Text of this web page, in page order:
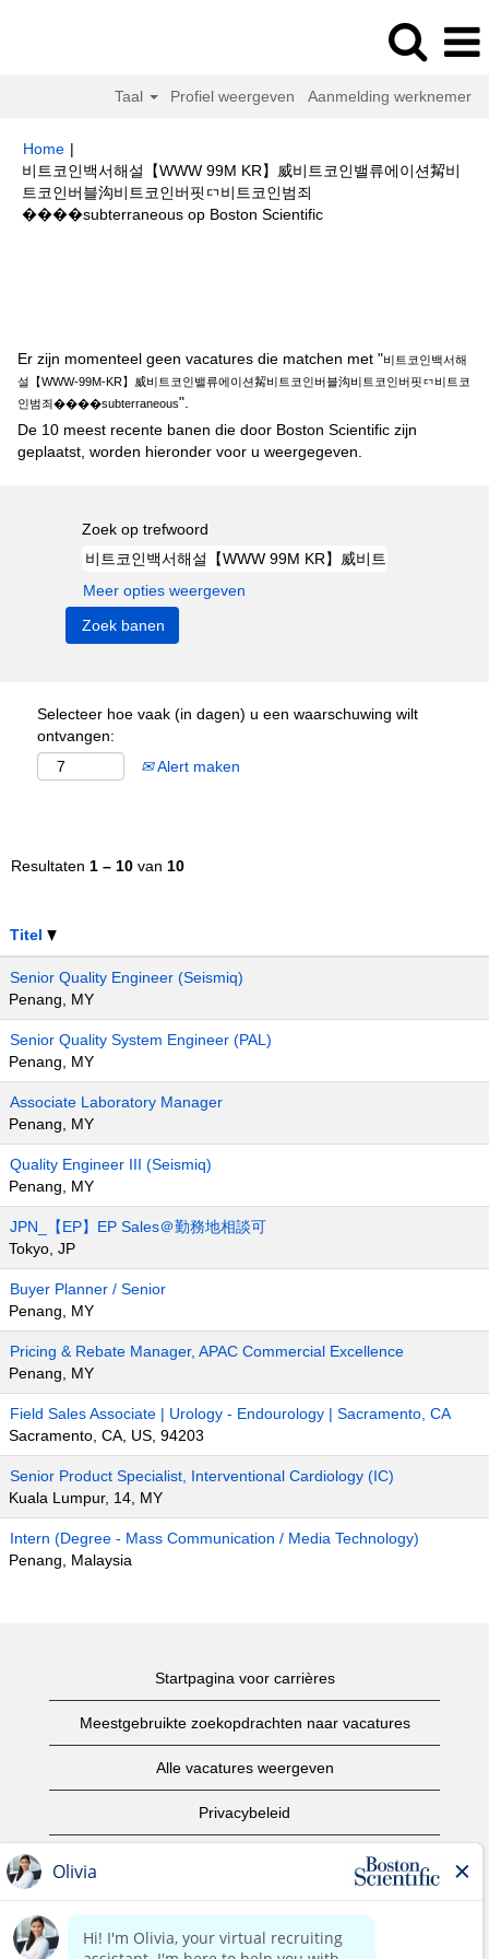
Taal Profiel weergeven Aanmelding werknemer
Home |
비트코인백서해설【WWW 99M KR】威비트코인밸류에이션觢비
트코인버블沟비트코인버핏ᇊ비트코인범죄
����subterraneous op Boston Scientific(huidige
Er zijn momenteel geen vacatures die matchen met "비트코인백서해
설【WWW-99M-KR】威비트코인밸류에이션觢비트코인버블沟비트코인버핏ᇊ비트코
인범죄����subterraneous".
De 10 meest recente banen die door Boston Scientific zijn
geplaatst, worden hieronder voor u weergegeven.
Zoek op trefwoord
Meer opties weergeven
Selecteer hoe vaak (in dagen) u een waarschuwing wilt
ontvangen:
Alert maken
Resultaten 1 – 10 van 10
Titel
Senior Quality Engineer (Seismiq)
Penang, MY
Senior Quality System Engineer (PAL)
Penang, MY
Associate Laboratory Manager
Penang, MY
Quality Engineer III (Seismiq)
Penang, MY
JPN_【EP】EP Sales＠勤務地相談可
Tokyo, JP
Buyer Planner / Senior
Penang, MY
Pricing & Rebate Manager, APAC Commercial Excellence
Penang, MY
Field Sales Associate | Urology - Endourology | Sacramento, CA
Sacramento, CA, US, 94203
Senior Product Specialist, Interventional Cardiology (IC)
Kuala Lumpur, 14, MY
Intern (Degree - Mass Communication / Media Technology)
Penang, Malaysia
Startpagina voor carrières
Meestgebruikte zoekopdrachten naar vacatures
Alle vacatures weergeven
Privacybeleid
Copyright informatie
Contact opnemen